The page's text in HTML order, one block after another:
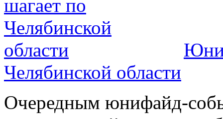
Челябинской области
Очередным юнифайд-